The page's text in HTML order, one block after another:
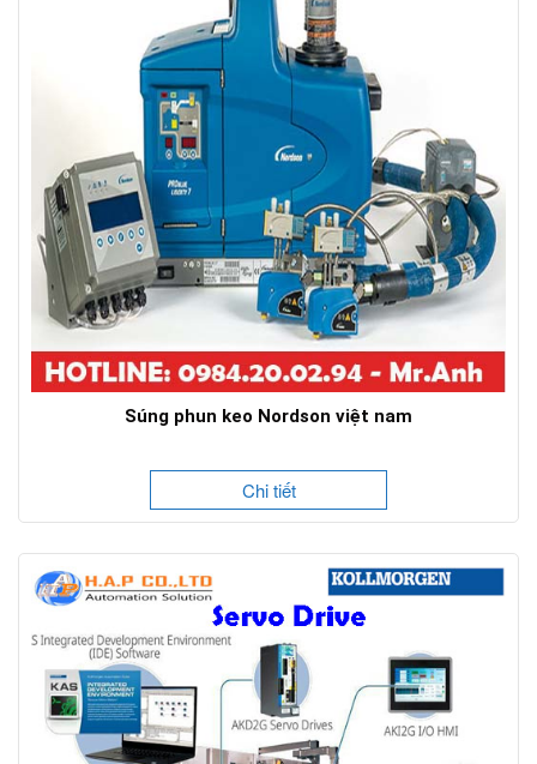
Súng phun keo Nordson việt nam
Chi tiết